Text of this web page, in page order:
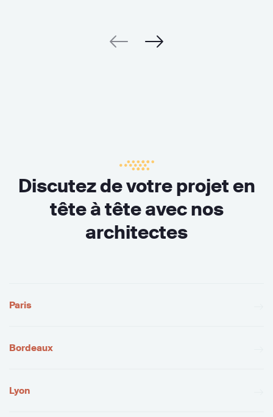
Discutez de votre projet en
tête à tête avec nos
architectes
Paris
Bordeaux
Lyon